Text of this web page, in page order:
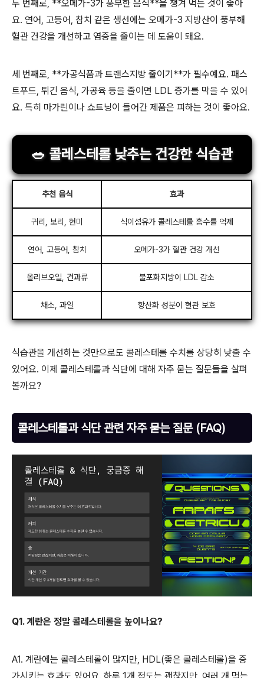
두 번째로, **오메가-3가 풍부한 음식**을 챙겨 먹는 것이 좋아
요. 연어, 고등어, 참치 같은 생선에는 오메가-3 지방산이 풍부해
혈관 건강을 개선하고 염증을 줄이는 데 도움이 돼요.
세 번째로, **가공식품과 트랜스지방 줄이기**가 필수예요. 패스
트푸드, 튀긴 음식, 가공육 등을 줄이면 LDL 증가를 막을 수 있어
요. 특히 마가린이나 쇼트닝이 들어간 제품은 피하는 것이 좋아요.
🥗 콜레스테롤 낮추는 건강한 식습관
추천 음식 효과
귀리, 보리, 현미 식이섬유가 콜레스테롤 흡수를 억제
연어, 고등어, 참치 오메가-3가 혈관 건강 개선
올리브오일, 견과류 불포화지방이 LDL 감소
채소, 과일 항산화 성분이 혈관 보호
식습관을 개선하는 것만으로도 콜레스테롤 수치를 상당히 낮출 수
있어요. 이제 콜레스테롤과 식단에 대해 자주 묻는 질문들을 살펴
볼까요?
콜레스테롤과 식단 관련 자주 묻는 질문 (FAQ)
Q1. 계란은 정말 콜레스테롤을 높이나요?
A1. 계란에는 콜레스테롤이 많지만, HDL(좋은 콜레스테롤)을 증